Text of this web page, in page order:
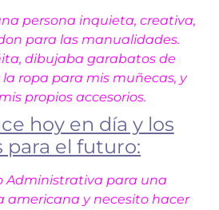
persona inquieta, creativa,
para las manualidades.
dibujaba garabatos de
ropa para mis muñecas, y
propios accesorios.
hoy en día y los
para el futuro:
Administrativa para una
y necesito hacer